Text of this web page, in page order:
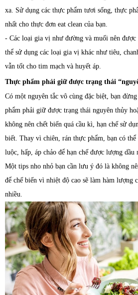
xa. Sử dụng các thực phẩm tươi sống, thực
nhất cho thực đơn eat clean của bạn.
- Các loại gia vị như đường và muối nên được
thể sử dụng các loại gia vị khác như tiêu,
vẫn tốt cho tim mạch và huyết áp.
Thực phẩm phải giữ được trạng thái
Có một nguyên tắc vô cùng đặc biệt, bạn
phẩm phải giữ được trạng thái nguyên thủy
không nên chết biến quá cầu kì, hạn chế sử
biết. Thay vì chiên, rán thực phẩm, bạn có thể
luộc, hấp, áp chảo để hạn chế được lượng dầu
Một tips nho nhỏ bạn cần lưu ý đó là không
để chế biến vì nhiệt độ cao sẽ làm hàm lượng
nhiều.